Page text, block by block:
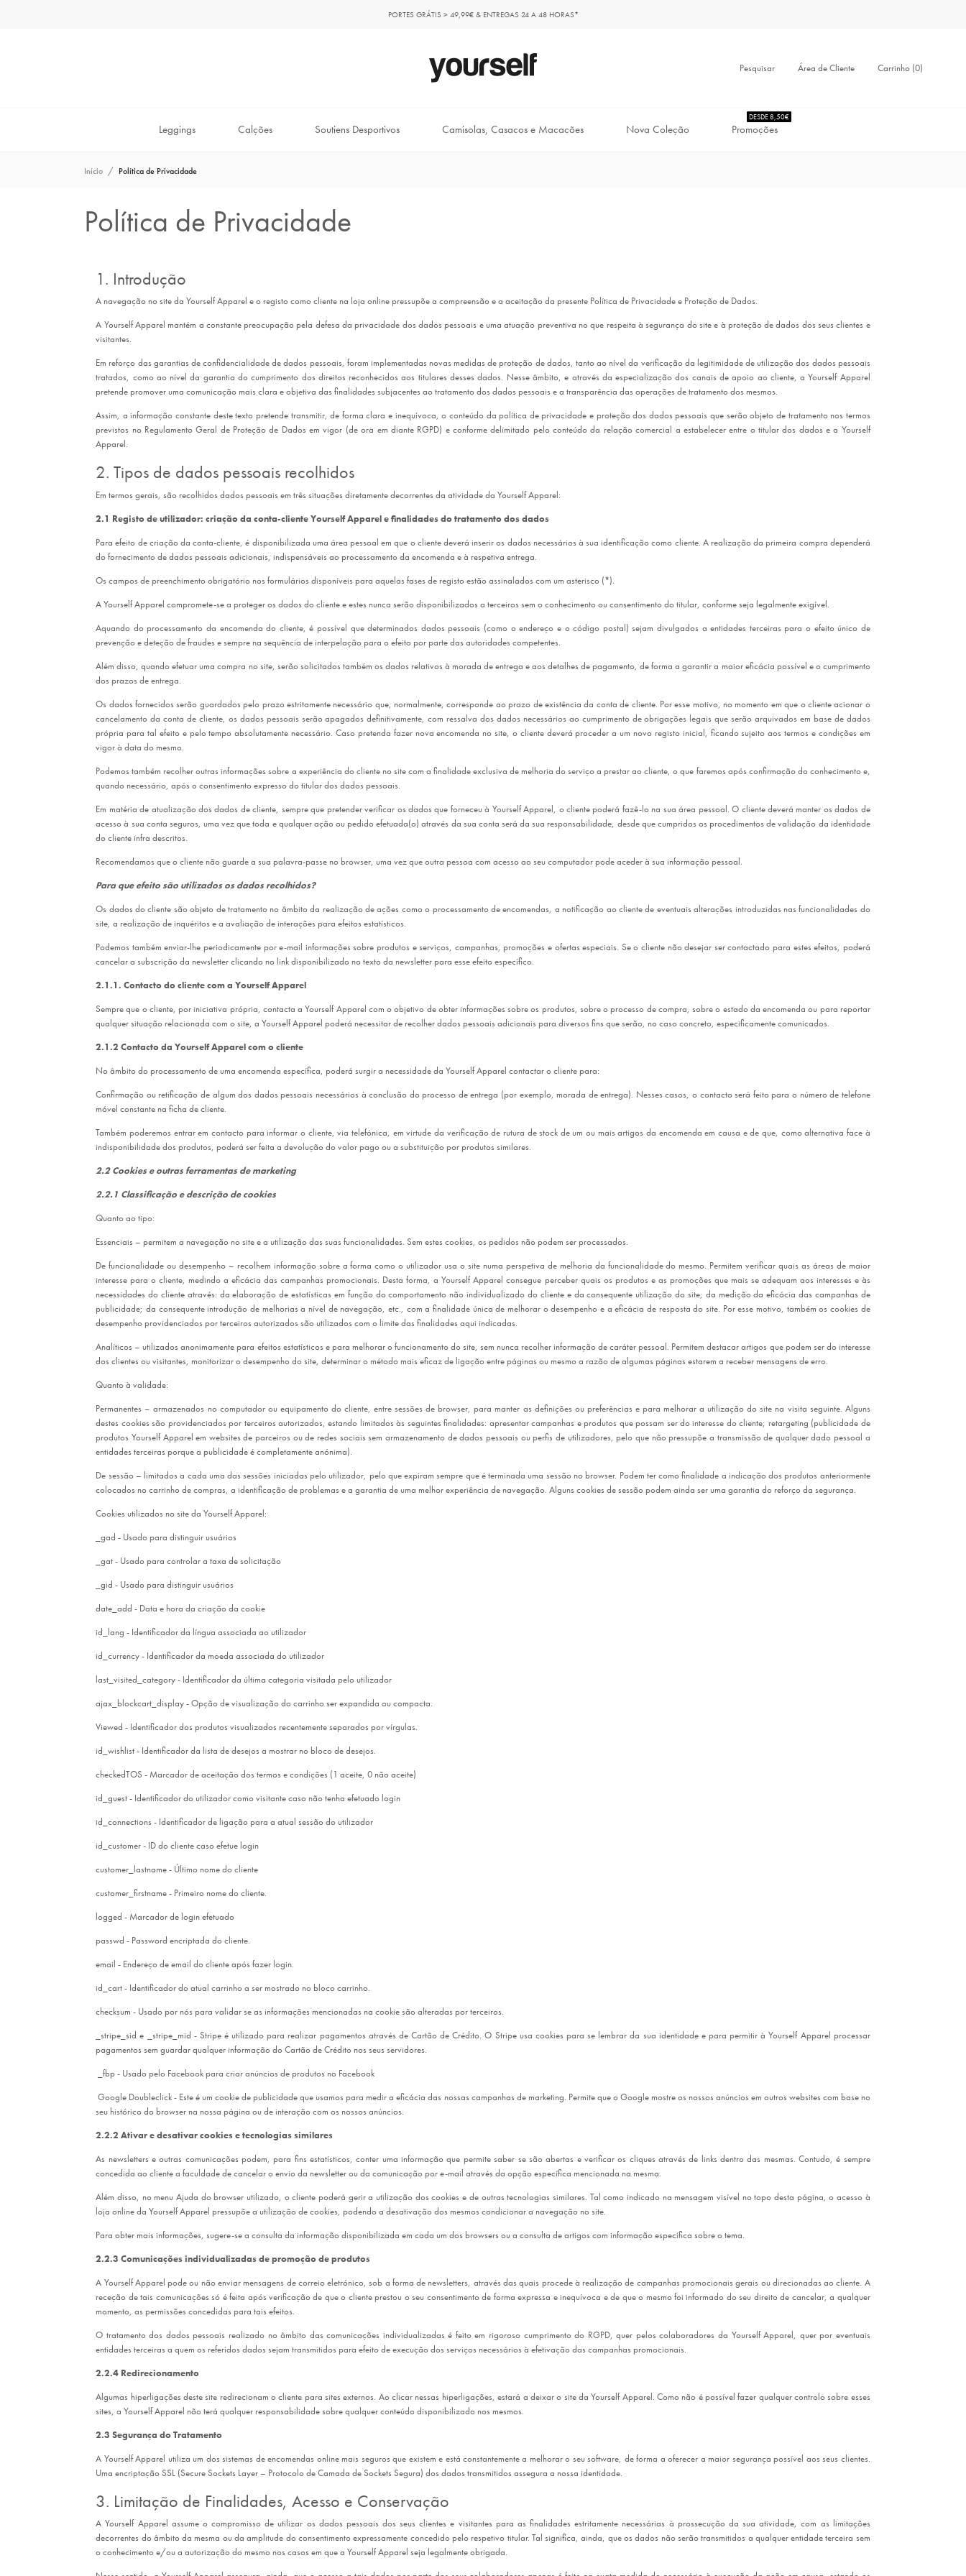
PORTES GRÁTIS > 49,99€ & ENTREGAS 24 A 48 HORAS*
Pesquisar Área de Cliente Carrinho (0)
Leggings Calções Soutiens Desportivos Camisolas, Casacos e Macacões Nova Coleção Promoções
DESDE 8,50€
Início Política de Privacidade
Política de Privacidade
1. Introdução
A navegação no site da Yourself Apparel e o registo como cliente na loja online pressupõe a compreensão e a aceitação da presente Política de Privacidade e Proteção de Dados.
A Yourself Apparel mantém a constante preocupação pela defesa da privacidade dos dados pessoais e uma atuação preventiva no que respeita à segurança do site e à proteção de dados dos seus clientes e
visitantes.
Em reforço das garantias de confidencialidade de dados pessoais, foram implementadas novas medidas de proteção de dados, tanto ao nível da verificação da legitimidade de utilização dos dados pessoais
tratados, como ao nível da garantia do cumprimento dos direitos reconhecidos aos titulares desses dados. Nesse âmbito, e através da especialização dos canais de apoio ao cliente, a Yourself Apparel
pretende promover uma comunicação mais clara e objetiva das finalidades subjacentes ao tratamento dos dados pessoais e a transparência das operações de tratamento dos mesmos.
Assim, a informação constante deste texto pretende transmitir, de forma clara e inequívoca, o conteúdo da política de privacidade e proteção dos dados pessoais que serão objeto de tratamento nos termos
previstos no Regulamento Geral de Proteção de Dados em vigor (de ora em diante RGPD) e conforme delimitado pelo conteúdo da relação comercial a estabelecer entre o titular dos dados e a Yourself
Apparel.
2. Tipos de dados pessoais recolhidos
Em termos gerais, são recolhidos dados pessoais em três situações diretamente decorrentes da atividade da Yourself Apparel:
2.1 Registo de utilizador: criação da conta-cliente Yourself Apparel e finalidades do tratamento dos dados
Para efeito de criação da conta-cliente, é disponibilizada uma área pessoal em que o cliente deverá inserir os dados necessários à sua identificação como cliente. A realização da primeira compra dependerá
do fornecimento de dados pessoais adicionais, indispensáveis ao processamento da encomenda e à respetiva entrega.
Os campos de preenchimento obrigatório nos formulários disponíveis para aquelas fases de registo estão assinalados com um asterisco (*).
A Yourself Apparel compromete-se a proteger os dados do cliente e estes nunca serão disponibilizados a terceiros sem o conhecimento ou consentimento do titular, conforme seja legalmente exigível.
Aquando do processamento da encomenda do cliente, é possível que determinados dados pessoais (como o endereço e o código postal) sejam divulgados a entidades terceiras para o efeito único de
prevenção e deteção de fraudes e sempre na sequência de interpelação para o efeito por parte das autoridades competentes.
Além disso, quando efetuar uma compra no site, serão solicitados também os dados relativos à morada de entrega e aos detalhes de pagamento, de forma a garantir a maior eficácia possível e o cumprimento
dos prazos de entrega.
Os dados fornecidos serão guardados pelo prazo estritamente necessário que, normalmente, corresponde ao prazo de existência da conta de cliente. Por esse motivo, no momento em que o cliente acionar o
cancelamento da conta de cliente, os dados pessoais serão apagados definitivamente, com ressalva dos dados necessários ao cumprimento de obrigações legais que serão arquivados em base de dados
própria para tal efeito e pelo tempo absolutamente necessário. Caso pretenda fazer nova encomenda no site, o cliente deverá proceder a um novo registo inicial, ficando sujeito aos termos e condições em
vigor à data do mesmo.
Podemos também recolher outras informações sobre a experiência do cliente no site com a finalidade exclusiva de melhoria do serviço a prestar ao cliente, o que faremos após confirmação do conhecimento e,
quando necessário, após o consentimento expresso do titular dos dados pessoais.
Em matéria de atualização dos dados de cliente, sempre que pretender verificar os dados que forneceu à Yourself Apparel, o cliente poderá fazê-lo na sua área pessoal. O cliente deverá manter os dados de
acesso à sua conta seguros, uma vez que toda e qualquer ação ou pedido efetuada(o) através da sua conta será da sua responsabilidade, desde que cumpridos os procedimentos de validação da identidade
do cliente infra descritos.
Recomendamos que o cliente não guarde a sua palavra-passe no browser, uma vez que outra pessoa com acesso ao seu computador pode aceder à sua informação pessoal.
Para que efeito são utilizados os dados recolhidos?
Os dados do cliente são objeto de tratamento no âmbito da realização de ações como o processamento de encomendas, a notificação ao cliente de eventuais alterações introduzidas nas funcionalidades do
site, a realização de inquéritos e a avaliação de interações para efeitos estatísticos.
Podemos também enviar-lhe periodicamente por e-mail informações sobre produtos e serviços, campanhas, promoções e ofertas especiais. Se o cliente não desejar ser contactado para estes efeitos, poderá
cancelar a subscrição da newsletter clicando no link disponibilizado no texto da newsletter para esse efeito específico.
2.1.1. Contacto do cliente com a Yourself Apparel
Sempre que o cliente, por iniciativa própria, contacta a Yourself Apparel com o objetivo de obter informações sobre os produtos, sobre o processo de compra, sobre o estado da encomenda ou para reportar
qualquer situação relacionada com o site, a Yourself Apparel poderá necessitar de recolher dados pessoais adicionais para diversos fins que serão, no caso concreto, especificamente comunicados.
2.1.2 Contacto da Yourself Apparel com o cliente
No âmbito do processamento de uma encomenda específica, poderá surgir a necessidade da Yourself Apparel contactar o cliente para:
Confirmação ou retificação de algum dos dados pessoais necessários à conclusão do processo de entrega (por exemplo, morada de entrega). Nesses casos, o contacto será feito para o número de telefone
móvel constante na ficha de cliente.
Também poderemos entrar em contacto para informar o cliente, via telefónica, em virtude da verificação de rutura de stock de um ou mais artigos da encomenda em causa e de que, como alternativa face à
indisponibilidade dos produtos, poderá ser feita a devolução do valor pago ou a substituição por produtos similares.
2.2 Cookies e outras ferramentas de marketing
2.2.1 Classificação e descrição de cookies
Quanto ao tipo:
Essenciais – permitem a navegação no site e a utilização das suas funcionalidades. Sem estes cookies, os pedidos não podem ser processados.
De funcionalidade ou desempenho – recolhem informação sobre a forma como o utilizador usa o site numa perspetiva de melhoria da funcionalidade do mesmo. Permitem verificar quais as áreas de maior
interesse para o cliente, medindo a eficácia das campanhas promocionais. Desta forma, a Yourself Apparel consegue perceber quais os produtos e as promoções que mais se adequam aos interesses e às
necessidades do cliente através: da elaboração de estatísticas em função do comportamento não individualizado do cliente e da consequente utilização do site; da medição da eficácia das campanhas de
publicidade; da consequente introdução de melhorias a nível de navegação, etc., com a finalidade única de melhorar o desempenho e a eficácia de resposta do site. Por esse motivo, também os cookies de
desempenho providenciados por terceiros autorizados são utilizados com o limite das finalidades aqui indicadas.
Analíticos – utilizados anonimamente para efeitos estatísticos e para melhorar o funcionamento do site, sem nunca recolher informação de caráter pessoal. Permitem destacar artigos que podem ser do interesse
dos clientes ou visitantes, monitorizar o desempenho do site, determinar o método mais eficaz de ligação entre páginas ou mesmo a razão de algumas páginas estarem a receber mensagens de erro.
Quanto à validade:
Permanentes – armazenados no computador ou equipamento do cliente, entre sessões de browser, para manter as definições ou preferências e para melhorar a utilização do site na visita seguinte. Alguns
destes cookies são providenciados por terceiros autorizados, estando limitados às seguintes finalidades: apresentar campanhas e produtos que possam ser do interesse do cliente; retargeting (publicidade de
produtos Yourself Apparel em websites de parceiros ou de redes sociais sem armazenamento de dados pessoais ou perfis de utilizadores, pelo que não pressupõe a transmissão de qualquer dado pessoal a
entidades terceiras porque a publicidade é completamente anónima).
De sessão – limitados a cada uma das sessões iniciadas pelo utilizador, pelo que expiram sempre que é terminada uma sessão no browser. Podem ter como finalidade a indicação dos produtos anteriormente
colocados no carrinho de compras, a identificação de problemas e a garantia de uma melhor experiência de navegação. Alguns cookies de sessão podem ainda ser uma garantia do reforço da segurança.
Cookies utilizados no site da Yourself Apparel:
_gad - Usado para distinguir usuários
_gat - Usado para controlar a taxa de solicitação
_gid - Usado para distinguir usuários
date_add - Data e hora da criação da cookie
id_lang - Identificador da língua associada ao utilizador
id_currency - Identificador da moeda associada do utilizador
last_visited_category - Identificador da última categoria visitada pelo utilizador
ajax_blockcart_display - Opção de visualização do carrinho ser expandida ou compacta.
Viewed - Identificador dos produtos visualizados recentemente separados por vírgulas.
id_wishlist - Identificador da lista de desejos a mostrar no bloco de desejos.
checkedTOS - Marcador de aceitação dos termos e condições (1 aceite, 0 não aceite)
id_guest - Identificador do utilizador como visitante caso não tenha efetuado login
id_connections - Identificador de ligação para a atual sessão do utilizador
id_customer - ID do cliente caso efetue login
customer_lastname - Último nome do cliente
customer_firstname - Primeiro nome do cliente.
logged - Marcador de login efetuado
passwd - Password encriptada do cliente.
email - Endereço de email do cliente após fazer login.
id_cart - Identificador do atual carrinho a ser mostrado no bloco carrinho.
checksum - Usado por nós para validar se as informações mencionadas na cookie são alteradas por terceiros.
_stripe_sid e _stripe_mid - Stripe é utilizado para realizar pagamentos através de Cartão de Crédito. O Stripe usa cookies para se lembrar da sua identidade e para permitir à Yourself Apparel processar
pagamentos sem guardar qualquer informação do Cartão de Crédito nos seus servidores.
_fbp - Usado pelo Facebook para criar anúncios de produtos no Facebook
Google Doubleclick - Este é um cookie de publicidade que usamos para medir a eficácia das nossas campanhas de marketing. Permite que o Google mostre os nossos anúncios em outros websites com base no
seu histórico do browser na nossa página ou de interação com os nossos anúncios.
2.2.2 Ativar e desativar cookies e tecnologias similares
As newsletters e outras comunicações podem, para fins estatísticos, conter uma informação que permite saber se são abertas e verificar os cliques através de links dentro das mesmas. Contudo, é sempre
concedida ao cliente a faculdade de cancelar o envio da newsletter ou da comunicação por e-mail através da opção específica mencionada na mesma.
Além disso, no menu Ajuda do browser utilizado, o cliente poderá gerir a utilização dos cookies e de outras tecnologias similares. Tal como indicado na mensagem visível no topo desta página, o acesso à
loja online da Yourself Apparel pressupõe a utilização de cookies, podendo a desativação dos mesmos condicionar a navegação no site.
Para obter mais informações, sugere-se a consulta da informação disponibilizada em cada um dos browsers ou a consulta de artigos com informação específica sobre o tema.
2.2.3 Comunicações individualizadas de promoção de produtos
A Yourself Apparel pode ou não enviar mensagens de correio eletrónico, sob a forma de newsletters, através das quais procede à realização de campanhas promocionais gerais ou direcionadas ao cliente. A
receção de tais comunicações só é feita após verificação de que o cliente prestou o seu consentimento de forma expressa e inequívoca e de que o mesmo foi informado do seu direito de cancelar, a qualquer
momento, as permissões concedidas para tais efeitos.
O tratamento dos dados pessoais realizado no âmbito das comunicações individualizadas é feito em rigoroso cumprimento do RGPD, quer pelos colaboradores da Yourself Apparel, quer por eventuais
entidades terceiras a quem os referidos dados sejam transmitidos para efeito de execução dos serviços necessários à efetivação das campanhas promocionais.
2.2.4 Redirecionamento
Algumas hiperligações deste site redirecionam o cliente para sites externos. Ao clicar nessas hiperligações, estará a deixar o site da Yourself Apparel. Como não é possível fazer qualquer controlo sobre esses
sites, a Yourself Apparel não terá qualquer responsabilidade sobre qualquer conteúdo disponibilizado nos mesmos.
2.3 Segurança do Tratamento
A Yourself Apparel utiliza um dos sistemas de encomendas online mais seguros que existem e está constantemente a melhorar o seu software, de forma a oferecer a maior segurança possível aos seus clientes.
Uma encriptação SSL (Secure Sockets Layer – Protocolo de Camada de Sockets Segura) dos dados transmitidos assegura a nossa identidade.
3. Limitação de Finalidades, Acesso e Conservação
A Yourself Apparel assume o compromisso de utilizar os dados pessoais dos seus clientes e visitantes para as finalidades estritamente necessárias à prossecução da sua atividade, com as limitações
decorrentes do âmbito da mesma ou da amplitude do consentimento expressamente concedido pelo respetivo titular. Tal significa, ainda, que os dados não serão transmitidos a qualquer entidade terceira sem
o conhecimento e/ou a autorização do mesmo nos casos em que a Yourself Apparel seja legalmente obrigada.